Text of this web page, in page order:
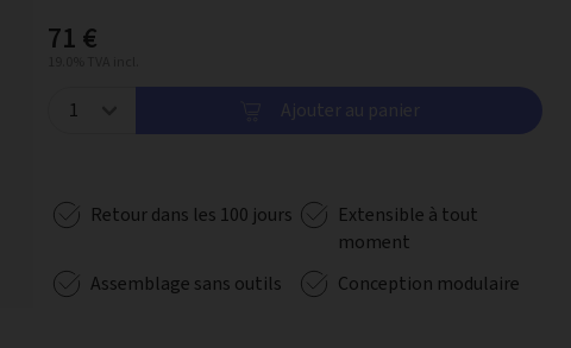
71 €
Ajouter au panier
Retour dans les 100 jours
Extensible à tout
moment
Assemblage sans outils
Conception modulaire